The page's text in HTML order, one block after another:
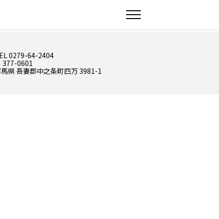
0279-64-2404
377-0601
県 吾妻郡中之条町四万 3981-1